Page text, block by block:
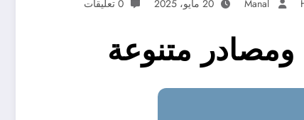
Manal 20 مايو، 2025 0 تعليقات